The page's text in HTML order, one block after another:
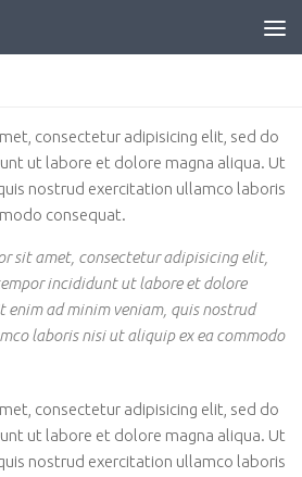
consectetur adipisicing elit, sed do
ut labore et dolore magna aliqua. Ut
nostrud exercitation ullamco laboris
consequat.
sit amet, consectetur adipisicing elit,
incididunt ut labore et dolore
enim ad minim veniam, quis nostrud
laboris nisi ut aliquip ex ea commodo
consectetur adipisicing elit, sed do
ut labore et dolore magna aliqua. Ut
nostrud exercitation ullamco laboris